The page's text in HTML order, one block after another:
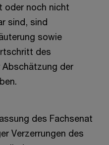
oder noch nicht
sind, sind
sowie
des
Abschätzung der
des Fachsenat
Verzerrungen des